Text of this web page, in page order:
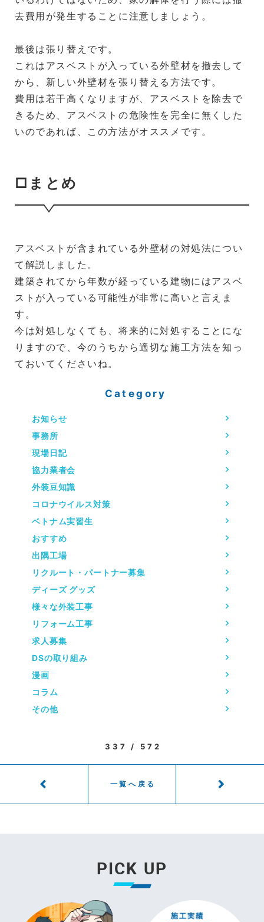
去費用が発生することに注意しましょう。
最後は張り替えです。
これはアスベストが入っている外壁材を撤去して
から、新しい外壁材を張り替える方法です。
費用は若干高くなりますが、アスベストを除去で
きるため、アスベストの危険性を完全に無くした
いのであれば、この方法がオススメです。
□まとめ
アスベストが含まれている外壁材の対処法につい
て解説しました。
建築されてから年数が経っている建物にはアスベ
ストが入っている可能性が非常に高いと言えま
す。
今は対処しなくても、将来的に対処することにな
りますので、今のうちから適切な施工方法を知っ
ておいてくださいね。
Category
お知らせ
事務所
現場日記
協力業者会
外装豆知識
コロナウイルス対策
ベトナム実習生
おすすめ
出隅工場
リクルート・パートナー募集
ディーズ グッズ
様々な外装工事
リフォーム工事
求人募集
DSの取り組み
漫画
コラム
その他
337 / 572
一覧へ戻る
PICK UP